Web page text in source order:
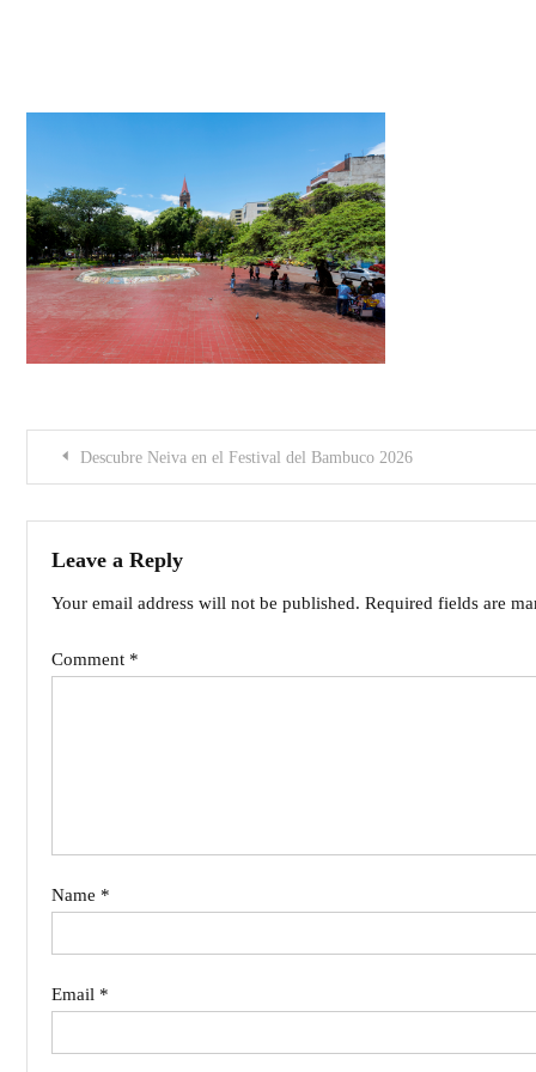
PostDescubre Neiva en el Festival del Bambuco 2026
Leave a Reply
Your email address will not be published. Required fields are
Comment *
Name *
Email *